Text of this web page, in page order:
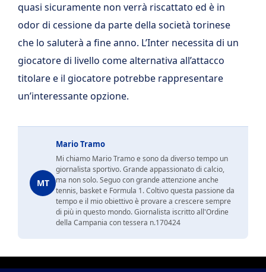
quasi sicuramente non verrà riscattato ed è in
odor di cessione da parte della società torinese
che lo saluterà a fine anno. L’Inter necessita di un
giocatore di livello come alternativa all’attacco
titolare e il giocatore potrebbe rappresentare
un’interessante opzione.
MT
Mario Tramo
Mi chiamo Mario Tramo e sono da diverso tempo un
giornalista sportivo. Grande appassionato di calcio,
ma non solo. Seguo con grande attenzione anche
tennis, basket e Formula 1. Coltivo questa passione da
tempo e il mio obiettivo è provare a crescere sempre
di più in questo mondo. Giornalista iscritto all'Ordine
della Campania con tessera n.170424